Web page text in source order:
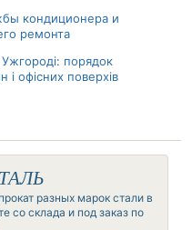
кондиционера и
ремонта
Ужгороді: порядок
і офісних поверхів
разных марок стали в
со склада и под заказ по